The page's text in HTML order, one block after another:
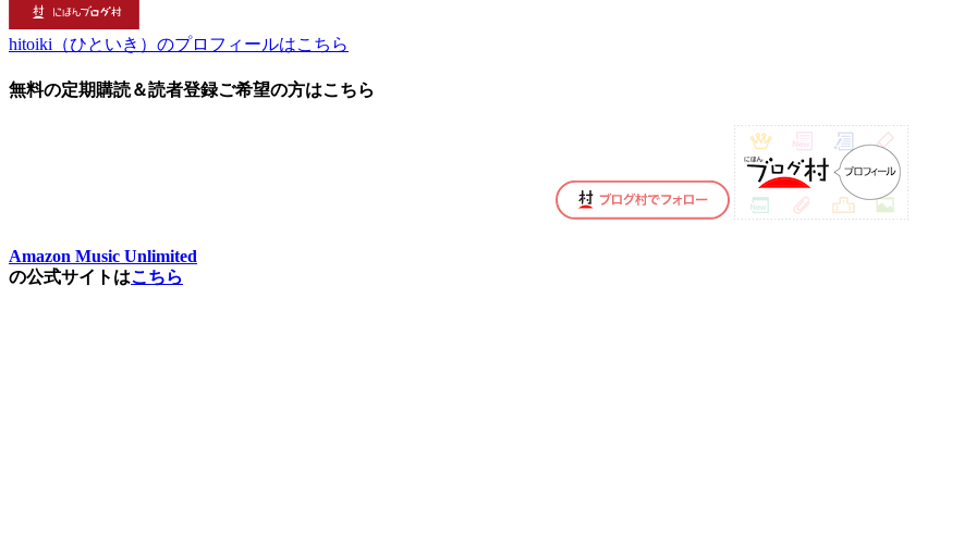
hitoiki（ひといき）のプロフィールはこちら
無料の定期購読＆読者登録ご希望の方はこちら
Amazon Music Unlimited
の公式サイトはこちら